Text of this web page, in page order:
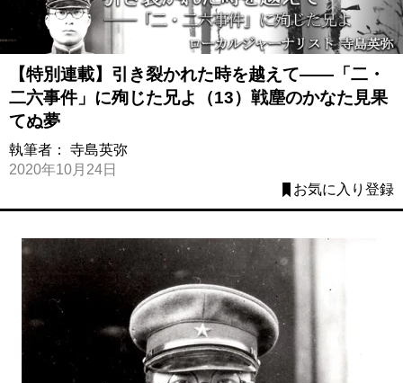
【特別連載】引き裂かれた時を越えて――「二・
二六事件」に殉じた兄よ（13）戦塵のかなた見果
てぬ夢
執筆者： 寺島英弥
2020年10月24日
お気に入り登録